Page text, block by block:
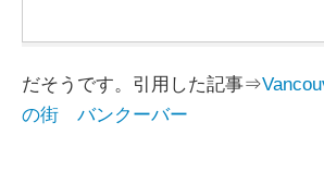
だそうです。引用した記事⇒
の街 バンクーバー